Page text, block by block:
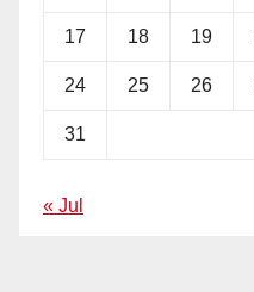
17 18 19
24 25 26
31
« Jul